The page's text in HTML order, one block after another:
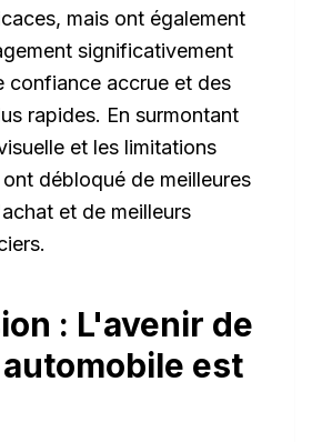
mais ont également
significativement
confiance accrue et des
rapides. En surmontant
et les limitations
débloqué de meilleures
et de meilleurs
: L'avenir de
est